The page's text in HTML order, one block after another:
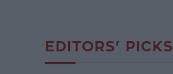
EDITORS' PICKS